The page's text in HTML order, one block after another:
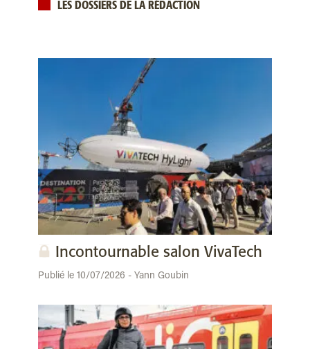
LES DOSSIERS DE LA RÉDACTION
Incontournable salon VivaTech
Publié le 10/07/2026 - Yann Goubin